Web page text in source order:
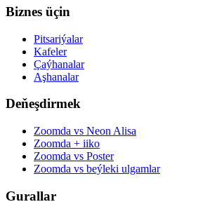
Biznes üçin
Pitsariýalar
Kafeler
Çaýhanalar
Aşhanalar
Deňeşdirmek
Zoomda vs Neon Alisa
Zoomda + iiko
Zoomda vs Poster
Zoomda vs beýleki ulgamlar
Gurallar